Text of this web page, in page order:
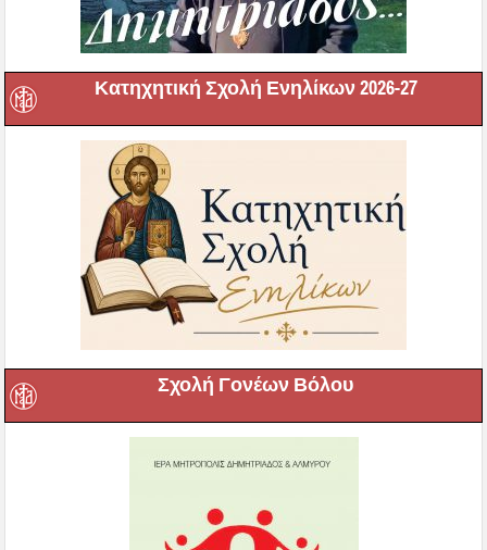
Κατηχητική Σχολή Ενηλίκων 2026-27
Σχολή Γονέων Βόλου